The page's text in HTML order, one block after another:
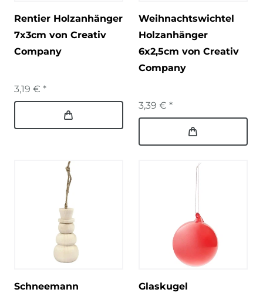
Rentier Holzanhänger
7x3cm von Creativ
Company
3,19 € *
Weihnachtswichtel
Holzanhänger
6x2,5cm von Creativ
Company
3,39 € *
Schneemann
Glaskugel